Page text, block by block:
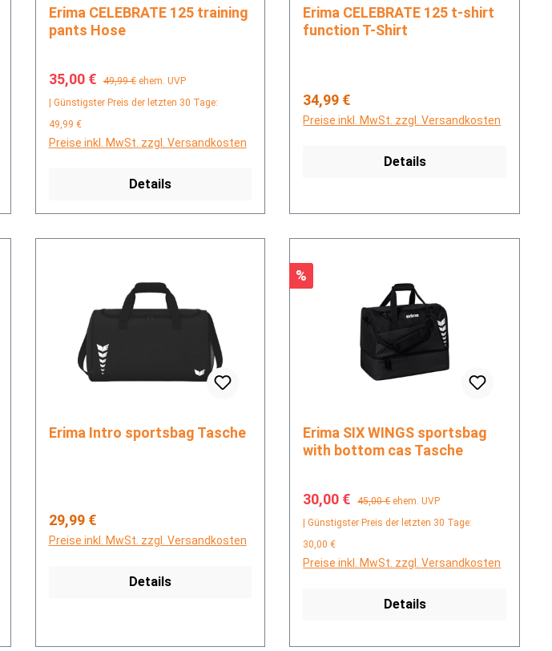
Erima CELEBRATE 125 training
pants Hose
Verkaufspreis:
35,00 € Regulärer Preis:
49,99 € ehem. UVP
| Günstigster Preis der letzten 30 Tage:
49,99 €
Preise inkl. MwSt. zzgl. Versandkosten
Details
Erima CELEBRATE 125 t-shirt
function T-Shirt
Regulärer Preis:
34,99 €
Preise inkl. MwSt. zzgl. Versandkosten
Details
Erima Intro sportsbag Tasche
Regulärer Preis:
29,99 €
Preise inkl. MwSt. zzgl. Versandkosten
Details
Rabatt
%
Erima SIX WINGS sportsbag
with bottom cas Tasche
Verkaufspreis:
30,00 € Regulärer Preis:
45,00 € ehem. UVP
| Günstigster Preis der letzten 30 Tage:
30,00 €
Preise inkl. MwSt. zzgl. Versandkosten
Details